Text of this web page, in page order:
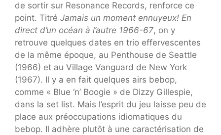
de sortir sur Resonance Records, renforce ce
point. Titré Jamais un moment ennuyeux! En
direct d’un océan à l’autre 1966-67, on y
retrouve quelques dates en trio effervescentes
de la même époque, au Penthouse de Seattle
(1966) et au Village Vanguard de New York
(1967). Il y a en fait quelques airs bebop,
comme « Blue ‘n’ Boogie » de Dizzy Gillespie,
dans la set list. Mais l’esprit du jeu laisse peu de
place aux préoccupations idiomatiques du
bebop. Il adhère plutôt à une caractérisation de